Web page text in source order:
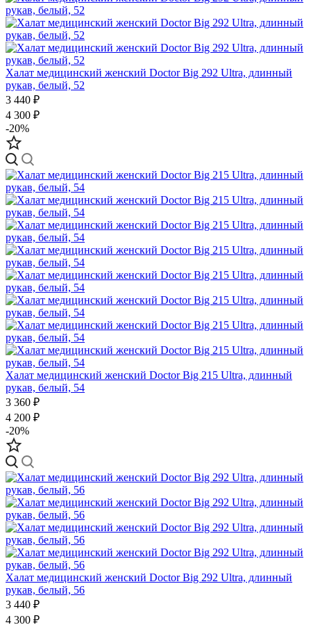
Халат медицинский женский Doctor Big 292 Ultra, длинный
рукав, белый, 52
3 440 ₽
4 300 ₽
-20%
Халат медицинский женский Doctor Big 215 Ultra, длинный
рукав, белый, 54
3 360 ₽
4 200 ₽
-20%
Халат медицинский женский Doctor Big 292 Ultra, длинный
рукав, белый, 56
3 440 ₽
4 300 ₽